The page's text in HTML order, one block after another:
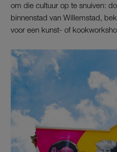
om die cultuur op te snuiven:
binnenstad van Willemstad,
voor een kunst- of